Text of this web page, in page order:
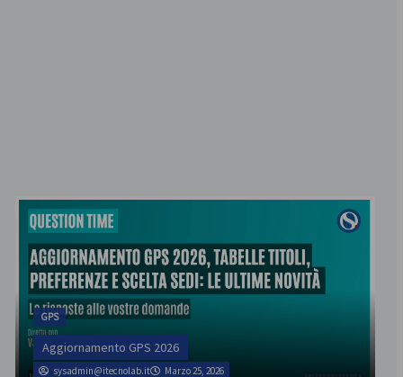
GPS
Aggiornamento GPS 2026
sysadmin@itecnolab.it Marzo 25, 2026